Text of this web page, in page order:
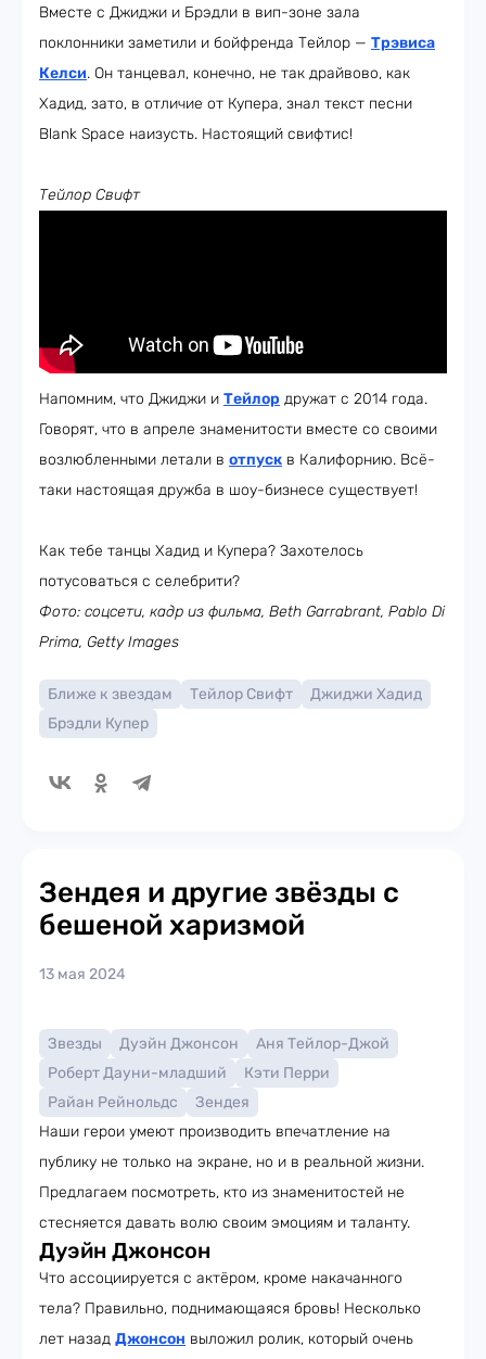
Вместе с Джиджи и Брэдли в вип-зоне зала
поклонники заметили и бойфренда Тейлор — Трэвиса
Келси. Он танцевал, конечно, не так драйвово, как
Хадид, зато, в отличие от Купера, знал текст песни
Blank Space наизусть. Настоящий свифтис!
Тейлор Свифт
Напомним, что Джиджи и Тейлор дружат с 2014 года.
Говорят, что в апреле знаменитости вместе со своими
возлюбленными летали в отпуск в Калифорнию. Всё-
таки настоящая дружба в шоу-бизнесе существует!
Как тебе танцы Хадид и Купера? Захотелось
потусоваться с селебрити?
Фото: соцсети, кадр из фильма, Beth Garrabrant, Pablo Di
Prima, Getty Images
Ближе к звездам Тейлор Свифт
Джиджи Хадид
Брэдли Купер
Зендея и другие звёзды с
бешеной харизмой
13 мая 2024
Звезды Дуэйн Джонсон
Аня Тейлор-Джой
Роберт Дауни-младший
Кэти Перри
Райан Рейнольдс
Зендея
Наши герои умеют производить впечатление на
публику не только на экране, но и в реальной жизни.
Предлагаем посмотреть, кто из знаменитостей не
стесняется давать волю своим эмоциям и таланту.
Дуэйн Джонсон
Что ассоциируется с актёром, кроме накачанного
тела? Правильно, поднимающаяся бровь! Несколько
лет назад Джонсон выложил ролик, который очень